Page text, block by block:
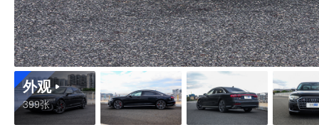
外观
399张